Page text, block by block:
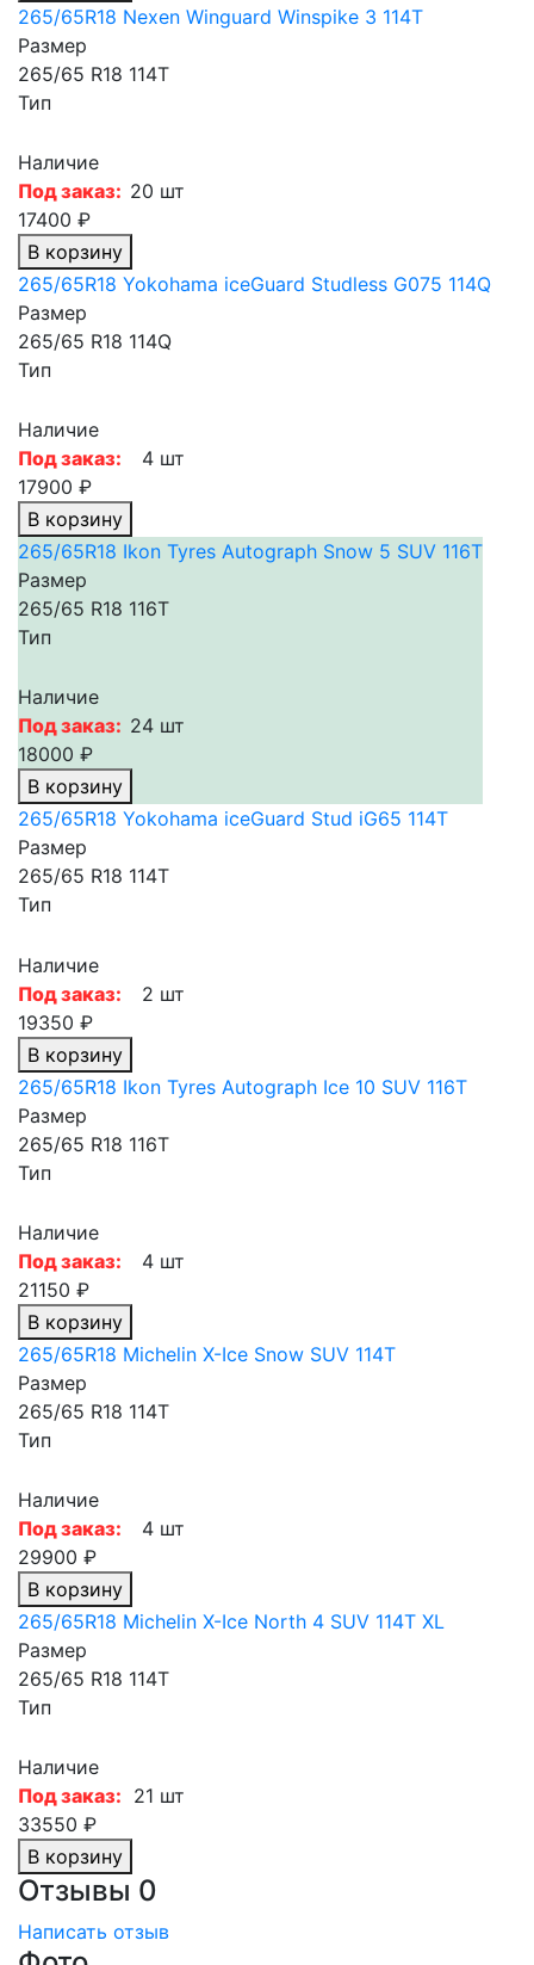
265/65R18 Nexen Winguard Winspike 3 114T
Размер
265/65 R18 114T
Тип
Наличие
Под заказ: 20 шт
17400 ₽
В корзину
265/65R18 Yokohama iceGuard Studless G075 114Q
Размер
265/65 R18 114Q
Тип
Наличие
Под заказ:
4 шт
17900 ₽
В корзину
265/65R18 Ikon Tyres Autograph Snow 5 SUV 116T
Размер
265/65 R18 116T
Тип
Наличие
Под заказ: 24 шт
18000 ₽
В корзину
265/65R18 Yokohama iceGuard Stud iG65 114T
Размер
265/65 R18 114T
Тип
Наличие
Под заказ:
2 шт
19350 ₽
В корзину
265/65R18 Ikon Tyres Autograph Ice 10 SUV 116T
Размер
265/65 R18 116T
Тип
Наличие
Под заказ:
4 шт
21150 ₽
В корзину
265/65R18 Michelin X-Ice Snow SUV 114T
Размер
265/65 R18 114T
Тип
Наличие
Под заказ:
4 шт
29900 ₽
В корзину
265/65R18 Michelin X-Ice North 4 SUV 114T XL
Размер
265/65 R18 114T
Тип
Наличие
Под заказ: 21 шт
33550 ₽
В корзину
Отзывы 0
Написать отзыв